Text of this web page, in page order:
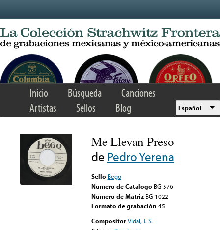
Inicio Búsqueda
Canciones
Artistas
Sellos Blog Español
Me Llevan Preso
de Pedro Yerena
Sello Bego
Numero de Catalogo BG-576
Numero de Matriz BG-1022
Formato de grabación 45
Compositor Vidal, T. S.